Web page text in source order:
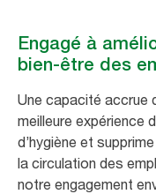
Engagé à
bien-être des
Une capacité accrue
meilleure expérience
d’hygiène et
la circulation des
notre engagement